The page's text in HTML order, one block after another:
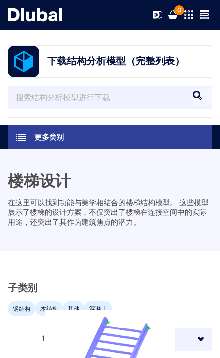
0
解决方案
行业
应用领域
在线服务
探索工具
产品
RFEM 6
满足您所有项目需求的有限元分析软件
模块
特殊解决方案
设计
连接
支持
培训
服务
免费支持与服务
需要帮助吗？访问免费的支持选项，包括全天候人工智
能协助、电子邮件支持和网络研讨会。
最新消息
培训
通过网课深入掌握工程技巧
加入行业领导者，探索结构工程和软件的解决方案。通
过我们的现场课程提升您的技能！
查看下场网课
资源
完整版下载
文档
教育
知识平台
联系我们
招贤纳士
网店
90天免费试用
下载结构分析模型（完整列表）
更多类别
楼梯设计
在这里可以找到功能与美学相结合的楼梯结构模型。 这些模型
展示了楼梯的设计方案，不仅突出了楼梯在连接空间中的实际
用途，还突出了其作为建筑焦点的潜力。
子类别
钢结构 木结构 其他 混凝土
105 排序方式: